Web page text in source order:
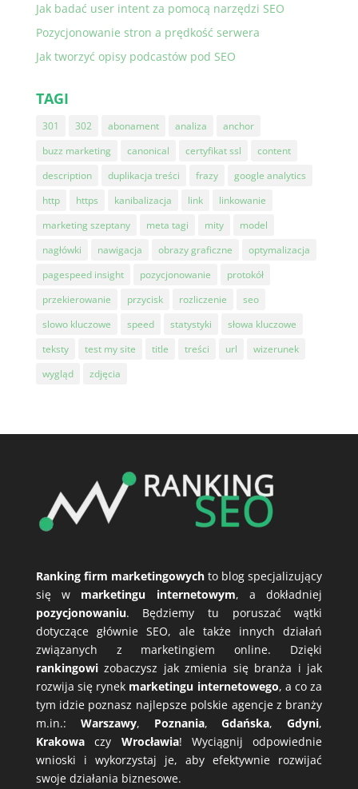
Jak badać user intent za pomocą narzędzi SEO
Pozycjonowanie stron a prędkość serwera
Jak tworzyć opisy podcastów pod SEO
TAGI
301 302 abonament analiza
anchor
buzz marketing
canonical certyfikat ssl
content
description
duplikacja treści frazy
google analytics
http
https kanibalizacja link
linkowanie
marketing szeptany
meta tagi mity
model
nagłówki
nawigacja obrazy graficzne
optymalizacja
pagespeed insight
pozycjonowanie
protokół
przekierowanie
przycisk rozliczenie
seo
slowo kluczowe
speed statystyki
słowa kluczowe
teksty
test my site title treści url
wizerunek
wygląd
zdjęcia
Ranking firm marketingowychto blog specjalizujący
się w marketingu internetowym, a dokładniej
pozycjonowaniu. Będziemy tu poruszać wątki
dotyczące głównie SEO, ale także innych działań
związanych z marketingiem online. Dzięki
rankingowizobaczysz jak zmienia się branża i jak
rozwija się rynek marketingu internetowego, a co za
tym idzie poznasz najlepsze polskie agencje z branży
m.in.: Warszawy, Poznania,Gdańska,Gdyni,
Krakowaczy Wrocławia! Wyciągnij odpowiednie
wnioski i wykorzystaj je, aby efektywnie rozwijać
swoje działania biznesowe.